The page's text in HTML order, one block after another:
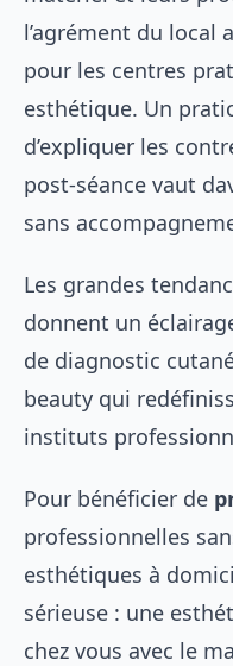
l’agrément du local
pour les centres
esthétique. Un
d’expliquer les
post-séance vaut
sans
Les grandes
donnent un
de diagnostic
beauty qui
instituts
Pour bénéficier de
professionnelles
esthétiques à
sérieuse : une
chez vous avec le